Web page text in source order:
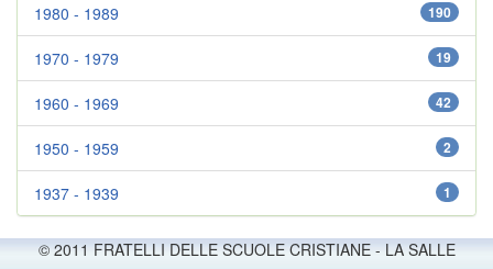
190
1980 - 1989
19
1970 - 1979
42
1960 - 1969
2
1950 - 1959
1
1937 - 1939
© 2011 FRATELLI DELLE SCUOLE CRISTIANE - LA SALLE